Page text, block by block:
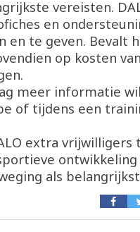
vereisten.
en
en te geven. Bevalt
op kosten
meer informatie
of tijdens een
extra vrijwilligers
ontwikkeling
als